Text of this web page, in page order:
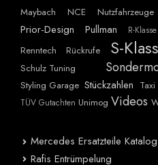
Maybach
NCE Nutzfahrzeuge
Prior-Design Pullman R-Klasse
Renntech Rückrufe S-
Schulz Tuning
Styling Garage Stückzahlen Taxi
TÜV Gutachten Unimog Videos
Mercedes Ersatzteile Katalog
Rafis Entrümpelung